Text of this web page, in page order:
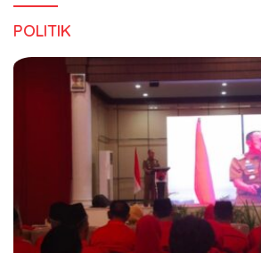
POLITIK